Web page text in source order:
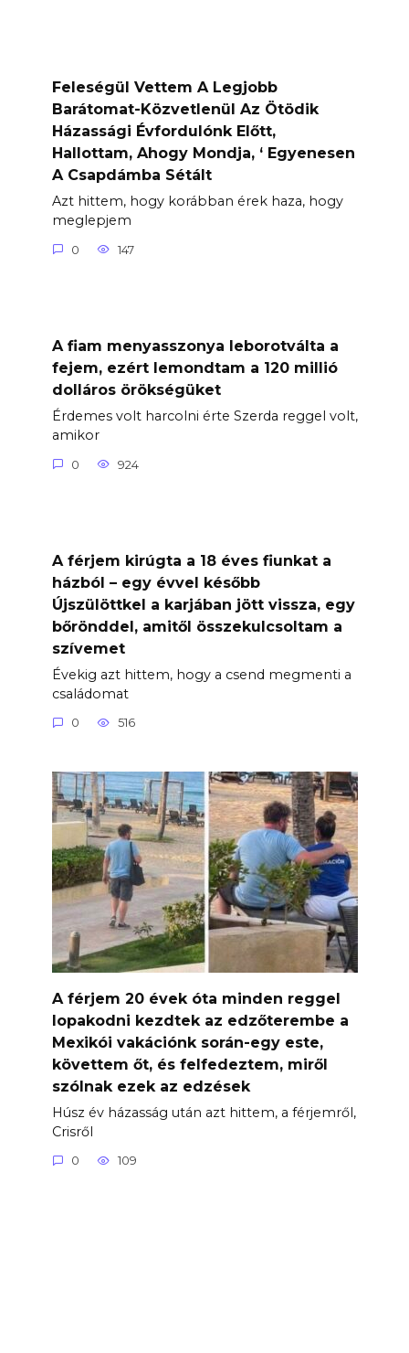
Feleségül Vettem A Legjobb
Barátomat-Közvetlenül Az Ötödik
Házassági Évfordulónk Előtt,
Hallottam, Ahogy Mondja, ‘ Egyenesen
A Csapdámba Sétált
Azt hittem, hogy korábban érek haza, hogy
meglepjem
0 147
A fiam menyasszonya leborotválta a
fejem, ezért lemondtam a 120 millió
dolláros örökségüket
Érdemes volt harcolni érte Szerda reggel volt,
amikor
0 924
A férjem kirúgta a 18 éves fiunkat a
házból – egy évvel később
Újszülöttkel a karjában jött vissza, egy
bőrönddel, amitől összekulcsoltam a
szívemet
Évekig azt hittem, hogy a csend megmenti a
családomat
0 516
A férjem 20 évek óta minden reggel
lopakodni kezdtek az edzőterembe a
Mexikói vakációnk során-egy este,
követtem őt, és felfedeztem, miről
szólnak ezek az edzések
Húsz év házasság után azt hittem, a férjemről,
Crisről
0 109